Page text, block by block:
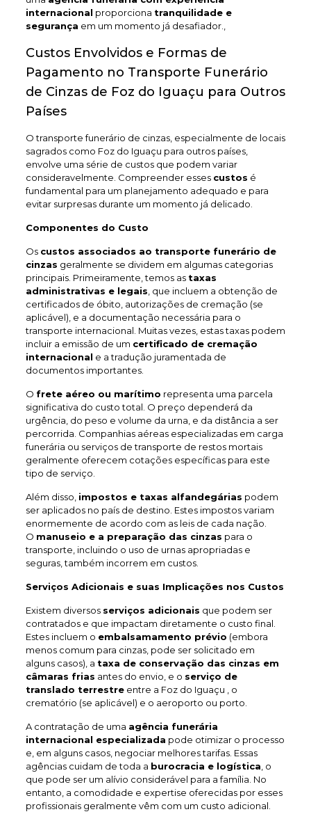
internacional proporciona tranquilidade e
segurança em um momento já desafiador.,
Custos Envolvidos e Formas de
Pagamento no Transporte Funerário
de Cinzas de Foz do Iguaçu para Outros
Países
O transporte funerário de cinzas, especialmente de locais
sagrados como Foz do Iguaçu para outros países,
envolve uma série de custos que podem variar
consideravelmente. Compreender esses custos é
fundamental para um planejamento adequado e para
evitar surpresas durante um momento já delicado.
Componentes do Custo
Os custos associados ao transporte funerário de
cinzas geralmente se dividem em algumas categorias
principais. Primeiramente, temos as taxas
administrativas e legais , que incluem a obtenção de
certificados de óbito, autorizações de cremação (se
aplicável), e a documentação necessária para o
transporte internacional. Muitas vezes, estas taxas podem
incluir a emissão de um certificado de cremação
internacional e a tradução juramentada de
documentos importantes.
O frete aéreo ou marítimo representa uma parcela
significativa do custo total. O preço dependerá da
urgência, do peso e volume da urna, e da distância a ser
percorrida. Companhias aéreas especializadas em carga
funerária ou serviços de transporte de restos mortais
geralmente oferecem cotações específicas para este
tipo de serviço.
Além disso, impostos e taxas alfandegárias podem
ser aplicados no país de destino. Estes impostos variam
enormemente de acordo com as leis de cada nação.
O manuseio e a preparação das cinzas para o
transporte, incluindo o uso de urnas apropriadas e
seguras, também incorrem em custos.
Serviços Adicionais e suas Implicações nos Custos
Existem diversos serviços adicionais que podem ser
contratados e que impactam diretamente o custo final.
Estes incluem o embalsamamento prévio (embora
menos comum para cinzas, pode ser solicitado em
alguns casos), a taxa de conservação das cinzas em
câmaras frias antes do envio, e o serviço de
translado terrestreentre a Foz do Iguaçu , o
crematório (se aplicável) e o aeroporto ou porto.
A contratação de uma agência funerária
internacional especializada pode otimizar o processo
e, em alguns casos, negociar melhores tarifas. Essas
agências cuidam de toda a burocracia e logística , o
que pode ser um alívio considerável para a família. No
entanto, a comodidade e expertise oferecidas por esses
profissionais geralmente vêm com um custo adicional.